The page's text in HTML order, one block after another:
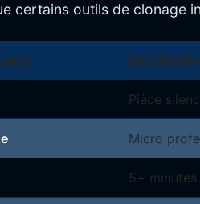
certains outils de clonage
Pièce
Micro
5+